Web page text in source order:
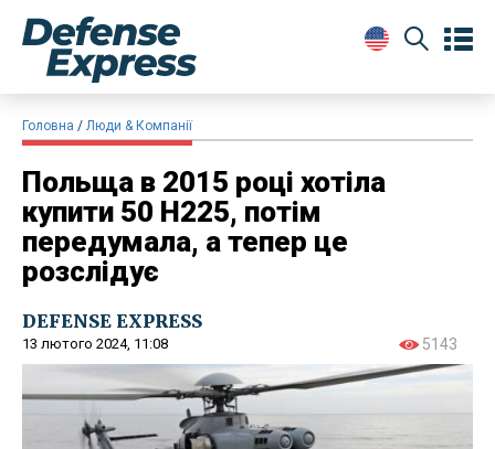
Головна Люди & Компанії
Польща в 2015 році хотіла
купити 50 H225, потім
передумала, а тепер це
розслідує
DEFENSE EXPRESS
13 лютого 2024, 11:08 5143